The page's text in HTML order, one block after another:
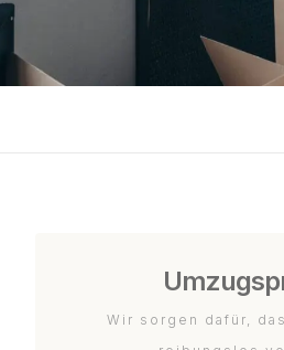
Wir sorgen dafür,